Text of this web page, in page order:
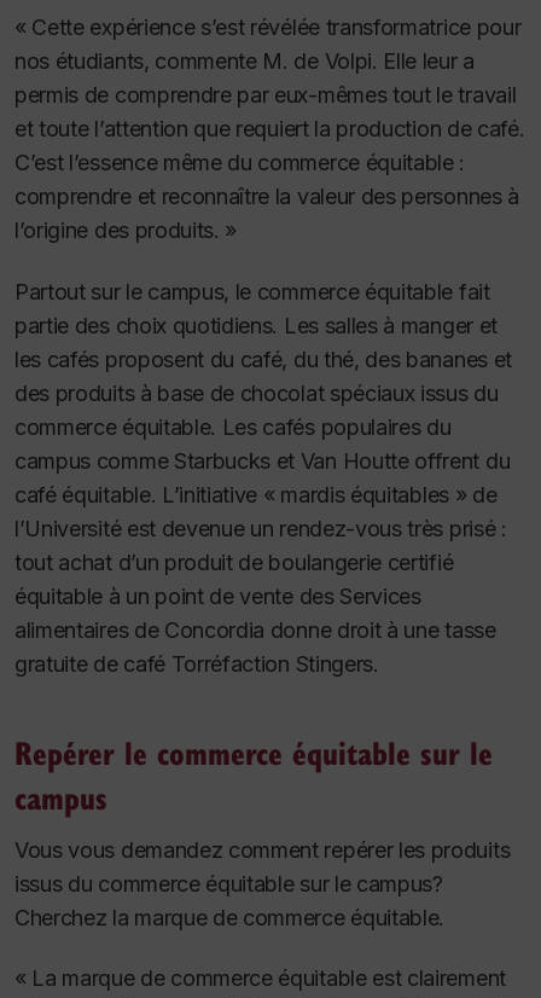
« Cette expérience s’est révélée transformatrice pour
nos étudiants, commente M. de Volpi. Elle leur a
permis de comprendre par eux-mêmes tout le travail
et toute l’attention que requiert la production de café.
C’est l’essence même du commerce équitable :
comprendre et reconnaître la valeur des personnes à
l’origine des produits. »
Partout sur le campus, le commerce équitable fait
partie des choix quotidiens. Les salles à manger et
les cafés proposent du café, du thé, des bananes et
des produits à base de chocolat spéciaux issus du
commerce équitable. Les cafés populaires du
campus comme Starbucks et Van Houtte offrent du
café équitable. L’initiative « mardis équitables » de
l’Université est devenue un rendez-vous très prisé :
tout achat d’un produit de boulangerie certifié
équitable à un point de vente des Services
alimentaires de Concordia donne droit à une tasse
gratuite de café Torréfaction Stingers.
Repérer le commerce équitable sur le
campus
Vous vous demandez comment repérer les produits
issus du commerce équitable sur le campus?
Cherchez la marque de commerce équitable.
« La marque de commerce équitable est clairement